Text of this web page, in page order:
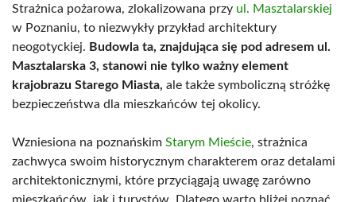
Strażnica pożarowa, zlokalizowana przy ul. Masztalarskiej
w Poznaniu, to niezwykły przykład architektury
neogotyckiej. Budowla ta, znajdująca się pod adresem ul.
Masztalarska 3, stanowi nie tylko ważny element
krajobrazu Starego Miasta, ale także symboliczną stróżkę
bezpieczeństwa dla mieszkańców tej okolicy.
Wzniesiona na poznańskim Starym Mieście, strażnica
zachwyca swoim historycznym charakterem oraz detalami
architektonicznymi, które przyciągają uwagę zarówno